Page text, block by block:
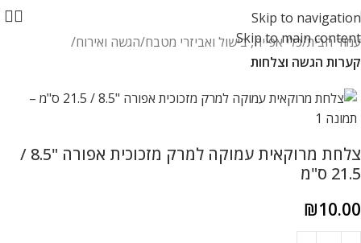
Skip to navigation
Skip to main content
עמוד הבית כלי אפייה, בישול ואביזרי מטבח הגשה ואירוח
קערות הגשה וצלחות
צלחת מרוקאית עמוקה למרק מזכוכית אפורה "8.5 /
21.5 ס"מ
₪10.00